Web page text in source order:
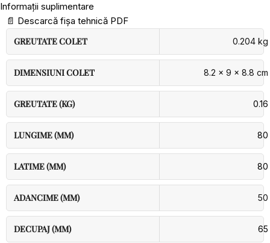
Informații suplimentare
📄 Descarcă fișa tehnică PDF
GREUTATE COLET
0.204 kg
DIMENSIUNI COLET 8.2 × 9 × 8.8 cm
GREUTATE (KG) 0.16
LUNGIME (MM) 80
LATIME (MM) 80
ADANCIME (MM) 50
DECUPAJ (MM) 65